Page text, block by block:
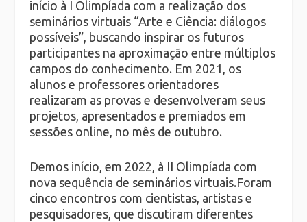
início à I Olimpíada com a realização dos
seminários virtuais “Arte e Ciência: diálogos
possíveis”, buscando inspirar os futuros
participantes na aproximação entre múltiplos
campos do conhecimento. Em 2021, os
alunos e professores orientadores
realizaram as provas e desenvolveram seus
projetos, apresentados e premiados em
sessões online, no mês de outubro.
Demos início, em 2022, à II Olimpíada com
nova sequência de seminários virtuais.Foram
cinco encontros com cientistas, artistas e
pesquisadores, que discutiram diferentes